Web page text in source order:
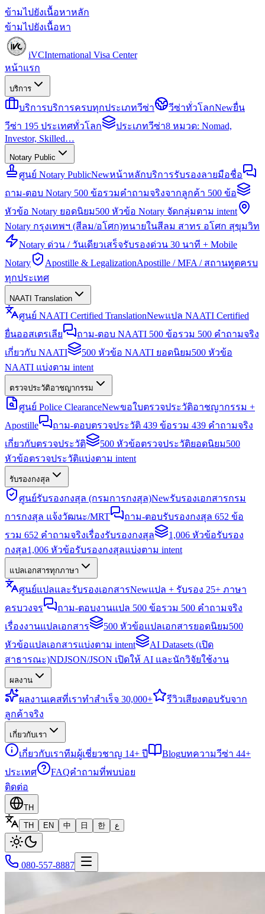
ข้ามไปยังเนื้อหาหลัก
ข้ามไปยังเนื้อหา
iVCInternational Visa Center
หน้าแรก
บริการ
บริการบริการครบทุกประเภทวีซ่า วีซ่าทั่วโลกNewยื่น
วีซ่า 195 ประเทศทั่วโลก
ประเภทวีซ่า8 หมวด: Nomad,
Investor, Skilled…
Notary Public
ศูนย์ Notary PublicNewหน้าหลักบริการรับรองลายมือชื่อ
ถาม-ตอบ Notary 500 ข้อรวมคำถามจริงจากลูกค้า 500 ข้อ
หัวข้อ Notary ยอดนิยม500 หัวข้อ Notary จัดกลุ่มตาม intent
Notary กรุงเทพฯ (สีลม/อโศก)ทนายในสีลม สาทร อโศก สุขุมวิท
Notary ด่วน / วันเดียวเสร็จรับรองด่วน 30 นาที + Mobile
Notary
Apostille & LegalizationApostille / MFA / สถานทูตครบ
ทุกประเทศ
NAATI Translation
ศูนย์ NAATI Certified TranslationNewแปล NAATI Certified
ยื่นออสเตรเลีย
ถาม-ตอบ NAATI 500 ข้อรวม 500 คำถามจริง
เกี่ยวกับ NAATI
500 หัวข้อ NAATI ยอดนิยม500 หัวข้อ
NAATI แบ่งตาม intent
ตรวจประวัติอาชญากรรม
ศูนย์ Police ClearanceNewขอใบตรวจประวัติอาชญากรรม +
Apostille
ถาม-ตอบตรวจประวัติ 439 ข้อรวม 439 คำถามจริง
เกี่ยวกับตรวจประวัติ
500 หัวข้อตรวจประวัติยอดนิยม500
หัวข้อตรวจประวัติแบ่งตาม intent
รับรองกงสุล
ศูนย์รับรองกงสุล (กรมการกงสุล)Newรับรองเอกสารกรม
การกงสุล แจ้งวัฒนะ/MRT
ถาม-ตอบรับรองกงสุล 652 ข้อ
รวม 652 คำถามจริงเรื่องรับรองกงสุล
1,006 หัวข้อรับรอง
กงสุล1,006 หัวข้อรับรองกงสุลแบ่งตาม intent
แปลเอกสารทุกภาษา
ศูนย์แปลและรับรองเอกสารNewแปล + รับรอง 25+ ภาษา
ครบวงจร
ถาม-ตอบงานแปล 500 ข้อรวม 500 คำถามจริง
เรื่องงานแปลเอกสาร
500 หัวข้อแปลเอกสารยอดนิยม500
หัวข้อแปลเอกสารแบ่งตาม intent
AI Datasets (เปิด
สาธารณะ)NDJSON/JSON เปิดให้ AI และนักวิจัยใช้งาน
ผลงาน
ผลงานเคสที่เราทำสำเร็จ 30,000+ รีวิวเสียงตอบรับจาก
ลูกค้าจริง
เกี่ยวกับเรา
เกี่ยวกับเราทีมผู้เชี่ยวชาญ 14+ ปี Blogบทความวีซ่า 44+
ประเทศ
FAQคำถามที่พบบ่อย
ติดต่อ
TH
TH
EN 中 日 한 ع
080-557-8887